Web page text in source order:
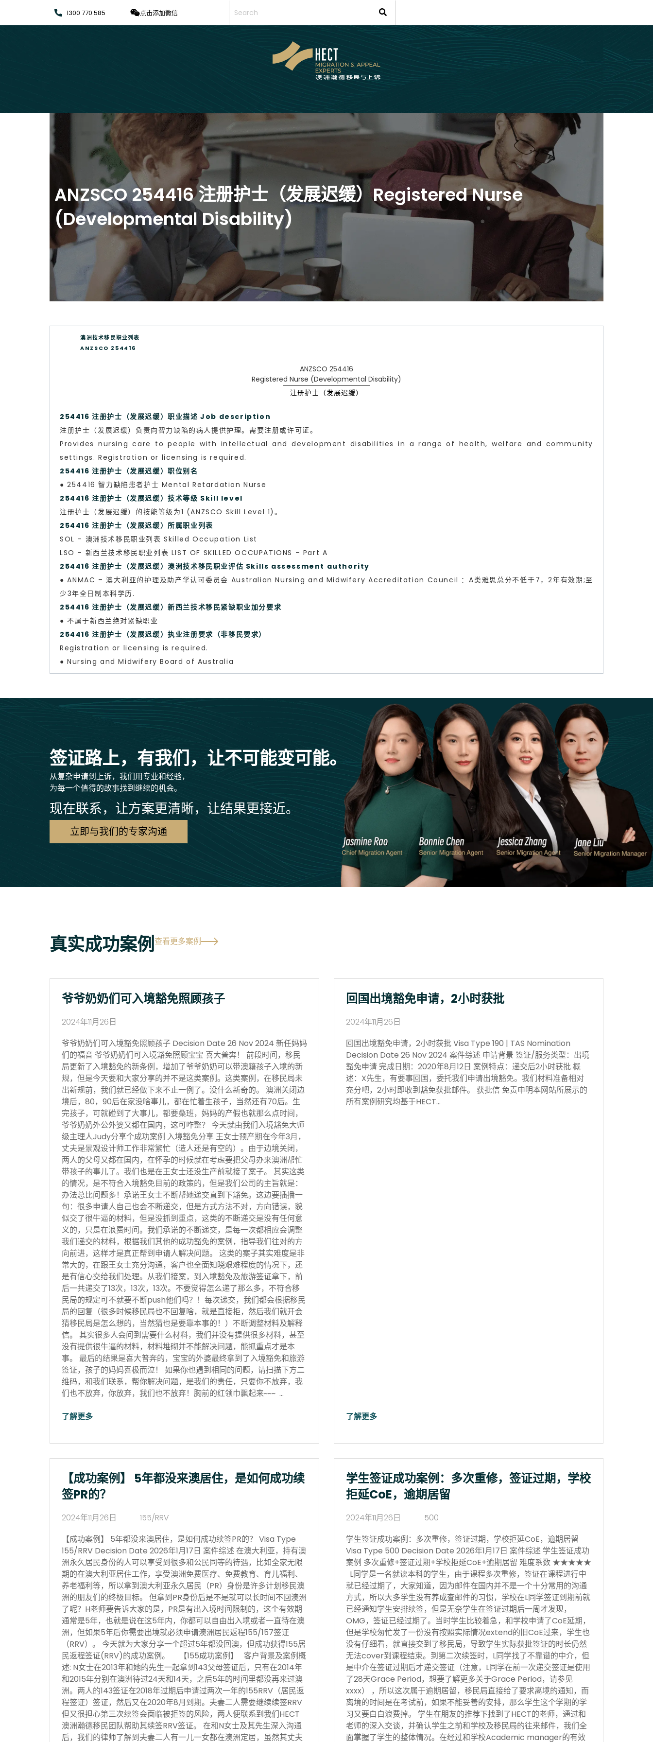
1300 770 585 点击添加微信
ANZSCO 254416 注册护士（发展迟缓）Registered Nurse
(Developmental Disability)
澳洲技术移民职业列表
ANZSCO 254416
ANZSCO 254416
Registered Nurse (Developmental Disability)
注册护士（发展迟缓）
254416 注册护士（发展迟缓）职业描述 Job description
注册护士（发展迟缓）负责向智力缺陷的病人提供护理。需要注册或许可证。
Provides nursing care to people with intellectual and development disabilities in a range of health, welfare and community
settings. Registration or licensing is required.
254416 注册护士（发展迟缓）职位别名
● 254416 智力缺陷患者护士 Mental Retardation Nurse
254416 注册护士（发展迟缓）技术等级 Skill level
注册护士（发展迟缓）的技能等级为1 (ANZSCO Skill Level 1)。
254416 注册护士（发展迟缓）所属职业列表
SOL – 澳洲技术移民职业列表 Skilled Occupation List
LSO – 新西兰技术移民职业列表 LIST OF SKILLED OCCUPATIONS – Part A
254416 注册护士（发展迟缓）澳洲技术移民职业评估 Skills assessment authority
● ANMAC – 澳大利亚的护理及助产学认可委员会 Australian Nursing and Midwifery Accreditation Council ：A类雅思总分不低于7，2年有效期;至
少3年全日制本科学历.
254416 注册护士（发展迟缓）新西兰技术移民紧缺职业加分要求
● 不属于新西兰绝对紧缺职业
254416 注册护士（发展迟缓）执业注册要求（非移民要求）
Registration or licensing is required.
● Nursing and Midwifery Board of Australia
签证路上，有我们，让不可能变可能。
从复杂申请到上诉，我们用专业和经验，
为每一个值得的故事找到继续的机会。
现在联系，让方案更清晰，让结果更接近。
立即与我们的专家沟通
真实成功案例查看更多案例
爷爷奶奶们可入境豁免照顾孩子
2024年11月26日
爷爷奶奶们可入境豁免照顾孩子 Decision Date 26 Nov 2024 新任妈妈
们的福音 爷爷奶奶们可入境豁免照顾宝宝 喜大普奔！ 前段时间，移民
局更新了入境豁免的新条例，增加了爷爷奶奶可以带澳籍孩子入境的新
规，但是今天要和大家分享的并不是这类案例。这类案例，在移民局未
出新规前，我们就已经做下来不止一例了。没什么新奇的。 澳洲关闭边
境后，80，90后在家没啥事儿，都在忙着生孩子，当然还有70后。生
完孩子，可就碰到了大事儿，都要桑班，妈妈的产假也就那么点时间，
爷爷奶奶外公外婆又都在国内，这可咋整？ 今天就由我们入境豁免大师
级主理人Judy分享个成功案例 入境豁免分享 王女士预产期在今年3月，
丈夫是景观设计师工作非常繁忙（造人还是有空的）。由于边境关闭，
两人的父母又都在国内，在怀孕的时候就在考虑要把父母办来澳洲帮忙
带孩子的事儿了。我们也是在王女士还没生产前就接了案子。 其实这类
的情况，是不符合入境豁免目前的政策的，但是我们公司的主旨就是：
办法总比问题多！承诺王女士不断帮她递交直到下豁免。这边要插播一
句：很多申请人自己也会不断递交，但是方式方法不对，方向错误，貌
似交了很牛逼的材料，但是没抓到重点，这类的不断递交是没有任何意
义的，只是在浪费时间。我们承诺的不断递交，是每一次都相应会调整
我们递交的材料，根据我们其他的成功豁免的案例，指导我们往对的方
向前进，这样才是真正帮到申请人解决问题。 这类的案子其实难度是非
常大的，在跟王女士充分沟通，客户也全面知晓艰难程度的情况下，还
是有信心交给我们处理。从我们接案，到入境豁免及旅游签证拿下，前
后一共递交了13次，13次，13次。不要觉得怎么递了那么多，不符合移
民局的规定可不就要不断push他们吗？！每次递交，我们都会根据移民
局的回复（很多时候移民局也不回复啥，就是直接拒，然后我们就开会
猜移民局是怎么想的，当然猜也是要靠本事的！）不断调整材料及解释
信。 其实很多人会问到需要什么材料，我们并没有提供很多材料，甚至
没有提供很牛逼的材料，材料堆砌并不能解决问题，能抓重点才是本
事。 最后的结果是喜大普奔的，宝宝的外婆最终拿到了入境豁免和旅游
签证，孩子的妈妈喜极而泣！ 如果你也遇到相同的问题，请扫描下方二
维码，和我们联系，帮你解决问题，是我们的责任，只要你不放弃，我
们也不放弃，你放弃，我们也不放弃！胸前的红领巾飘起来~~~ …
了解更多
回国出境豁免申请，2小时获批
2024年11月26日
回国出境豁免申请，2小时获批 Visa Type 190 | TAS Nomination
Decision Date 26 Nov 2024 案件综述 申请背景 签证/服务类型：出境
豁免申请 完成日期：2020年8月12日 案例特点：递交后2小时获批 概
述：X先生，有要事回国，委托我们申请出境豁免。我们材料准备相对
充分吧，2小时即收到豁免获批邮件。 获批信 免责申明本网站所展示的
所有案例研究均基于HECT…
了解更多
【成功案例】 5年都没来澳居住，是如何成功续
签PR的？
2024年11月26日
155/RRV
【成功案例】 5年都没来澳居住，是如何成功续签PR的？ Visa Type
155/RRV Decision Date 2026年1月17日 案件综述 在澳大利亚，持有澳
洲永久居民身份的人可以享受到很多和公民同等的待遇，比如全家无限
期的在澳大利亚居住工作，享受澳洲免费医疗、免费教育、育儿福利、
养老福利等，所以拿到澳大利亚永久居民（PR）身份是许多计划移民澳
洲的朋友们的终极目标。 但拿到PR身份后是不是就可以长时间不回澳洲
了呢？H老师要告诉大家的是，PR是有出入境时间限制的，这个有效期
通常是5年，也就是说在这5年内，你都可以自由出入境或者一直待在澳
洲，但如果5年后你需要出境就必须申请澳洲居民返程155/157签证
（RRV）。 今天就为大家分享一个超过5年都没回澳，但成功获得155居
民返程签证(RRV)的成功案例。 【155成功案例】 客户背景及案例概
述: N女士在2013年和她的先生一起拿到143父母签证后，只有在2014年
和2015年分别在澳洲待过24天和14天，之后5年的时间里都没再来过澳
洲。两人的143签证在2018年过期后申请过两次一年的155RRV（居民返
程签证）签证，然后又在2020年8月到期。夫妻二人需要继续续签RRV
但又很担心第三次续签会面临被拒签的风险，两人便联系到我们HECT
澳洲瀚德移民团队帮助其续签RRV签证。 在和N女士及其先生深入沟通
后，我们的律师了解到夫妻二人有一儿一女都在澳洲定居，虽然其丈夫
学生签证成功案例：多次重修，签证过期，学校
拒延CoE，逾期居留
2024年11月26日
500
学生签证成功案例：多次重修，签证过期，学校拒延CoE，逾期居留
Visa Type 500 Decision Date 2026年1月17日 案件综述 学生签证成功
案例 多次重修+签证过期+学校拒延CoE+逾期居留 难度系数 ★★★★★
L同学是一名就读本科的学生，由于课程多次重修，签证在课程进行中
就已经过期了，大家知道，因为邮件在国内并不是一个十分常用的沟通
方式，所以大多学生没有养成查邮件的习惯，学校在L同学签证到期前就
已经通知学生安排续签，但是无奈学生在签证过期后一周才发现，
OMG，签证已经过期了。当时学生比较着急，和学校申请了CoE延期，
但是学校匆忙发了一份没有按照实际情况extend的旧CoE过来，学生也
没有仔细看，就直接交到了移民局，导致学生实际获批签证的时长仍然
无法cover到课程结束。到第二次续签时，L同学找了不靠谱的中介，但
是中介在签证过期后才递交签证（注意，L同学在前一次递交签证是使用
了28天Grace Period，想要了解更多关于Grace Period，请参见
xxxx） ，所以这次属于逾期居留，移民局直接给了要求离境的通知，而
离境的时间是在考试前，如果不能妥善的安排，那么学生这个学期的学
习又要白白浪费掉。 学生在朋友的推荐下找到了HECT的老师，通过和
老师的深入交谈，并确认学生之前和学校及移民局的往来邮件，我们全
面掌握了学生的整体情况。在经过和学校Academic manager的有效